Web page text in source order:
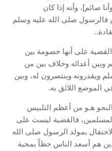
صائم]، وأنه إذا كان
فالرسول صلى الله عليه وسلم
على أنها خصومة بين
وبين أعدائه وخلاف بين من
ويقدرونه وينتصرون له، وبين
الموضع اللائق به.
هـو من أعظم التلبيس
فالقضية ليست على
بمولد الرسول صلى الله
هم أسعد الناس حظاً بمحبة